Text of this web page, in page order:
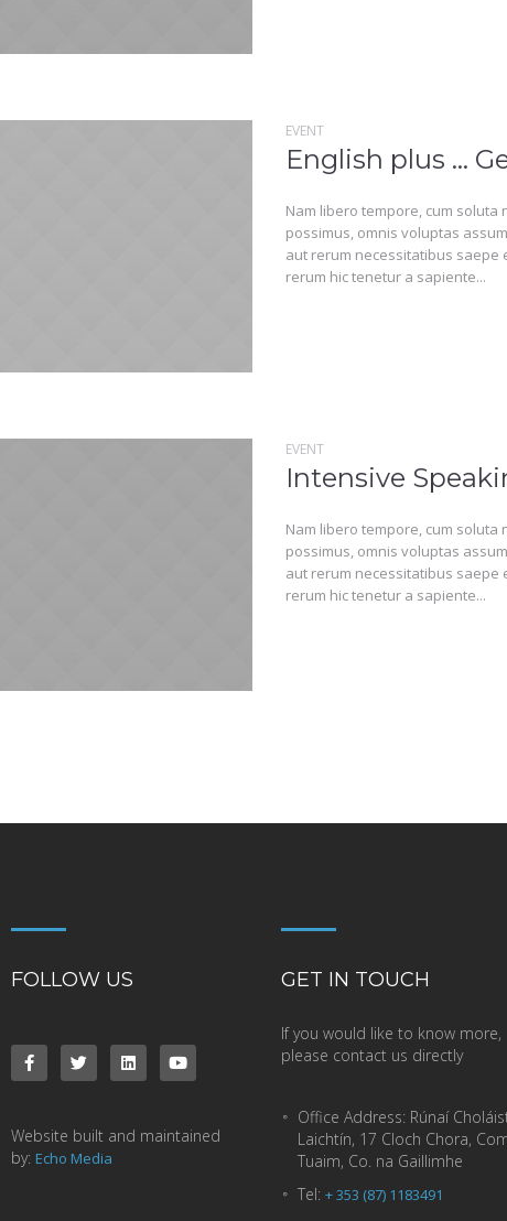
EVENT
English plus …
Nam libero tempore, cum
possimus, omnis voluptas
aut rerum necessitatibus
rerum hic tenetur a sapiente...
EVENT
Intensive
Nam libero tempore, cum
possimus, omnis voluptas
aut rerum necessitatibus
rerum hic tenetur a sapiente...
FOLLOW US
Website built and maintained
by: Echo Media
GET IN TOUCH
If you would like to know more,
please contact us directly
Office Address: Rúnaí
Laichtín, 17 Cloch Chora,
Tuaim, Co. na Gaillimhe
Tel: + 353 (87) 1183491